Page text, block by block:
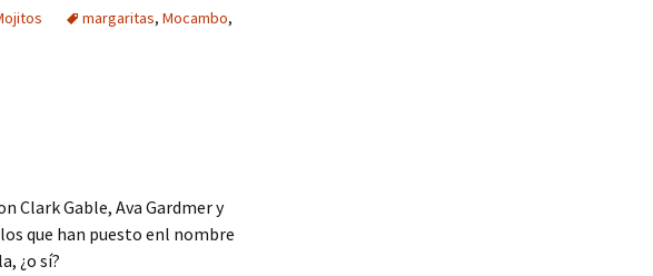
margaritas, Mocambo,
Clark Gable, Ava Gardmer y
que han puesto enl nombre
¿o sí?